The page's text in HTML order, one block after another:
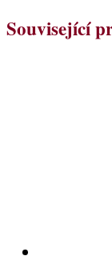
Související